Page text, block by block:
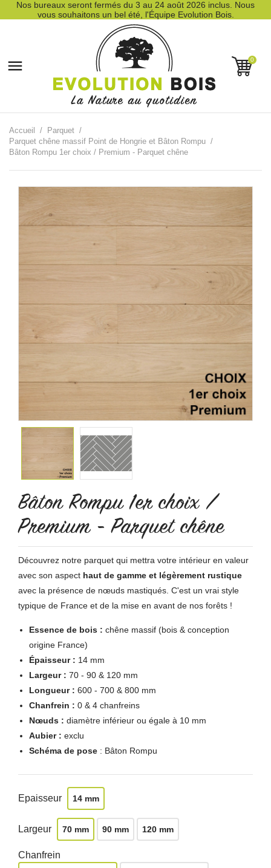
Nos bureaux seront fermés du 3 au 24 août 2026 inclus. Nous
vous souhaitons un bel été, l'Équipe Evolution Bois.
 0
Accueil
Parquet
Parquet chêne massif Point de Hongrie et Bâton Rompu
Bâton Rompu 1er choix / Premium - Parquet chêne
Bâton Rompu 1er choix /
Premium - Parquet chêne
Découvrez notre parquet qui mettra votre intérieur en valeur
avec son aspect haut de gamme et légèrement rustique
avec la présence de nœuds mastiqués. C'est un vrai style
typique de France et de la mise en avant de nos forêts !
Essence de bois : chêne massif (bois & conception
origine France)
Épaisseur : 14 mm
Largeur : 70 - 90 & 120 mm
Longueur : 600 - 700 & 800 mm
Chanfrein : 0 & 4 chanfreins
Nœuds : diamètre inférieur ou égale à 10 mm
Aubier : exclu
Schéma de pose : Bâton Rompu
Epaisseur 14 mm
Largeur 70 mm 90 mm 120 mm
Chanfrein